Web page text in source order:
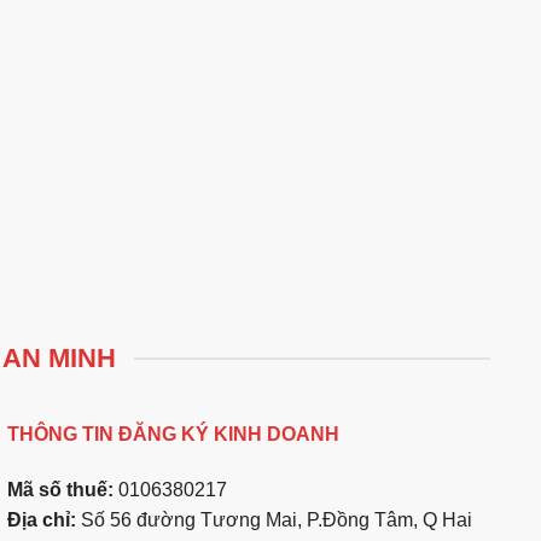
MINH
THÔNG TIN ĐĂNG KÝ KINH DOANH
Mã số thuế: 0106380217
Địa chỉ: Số 56 đường Tương Mai, P.Đồng Tâm, Q Hai